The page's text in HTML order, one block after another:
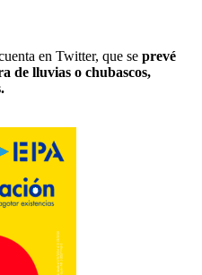
en Twitter, que se prevé
de lluvias o chubascos,